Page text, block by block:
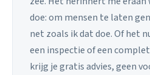
doe: om mensen te laten
net zoals ik dat doe. Of het
een inspectie of een
krijg je gratis advies, geen